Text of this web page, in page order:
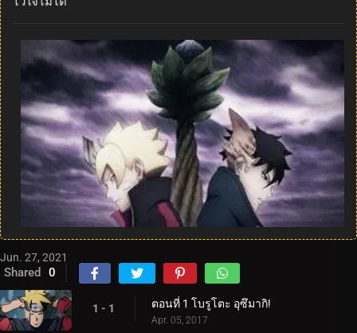
Jun. 27, 2021
Shared 0
1 - 1 ตอนที่ 1 โบรูโตะ อุซึมากิ!
Apr. 05, 2017